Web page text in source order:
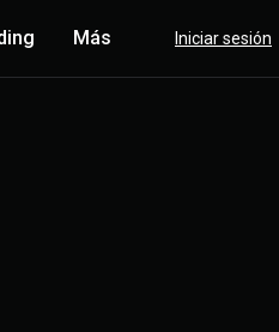
Más Iniciar sesión